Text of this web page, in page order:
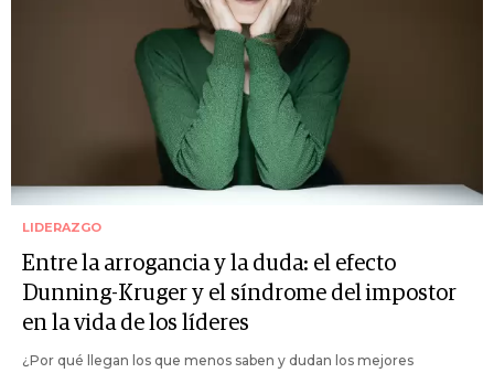
LIDERAZGO
Entre la arrogancia y la duda: el efecto
Dunning-Kruger y el síndrome del impostor
en la vida de los líderes
¿Por qué llegan los que menos saben y dudan los mejores